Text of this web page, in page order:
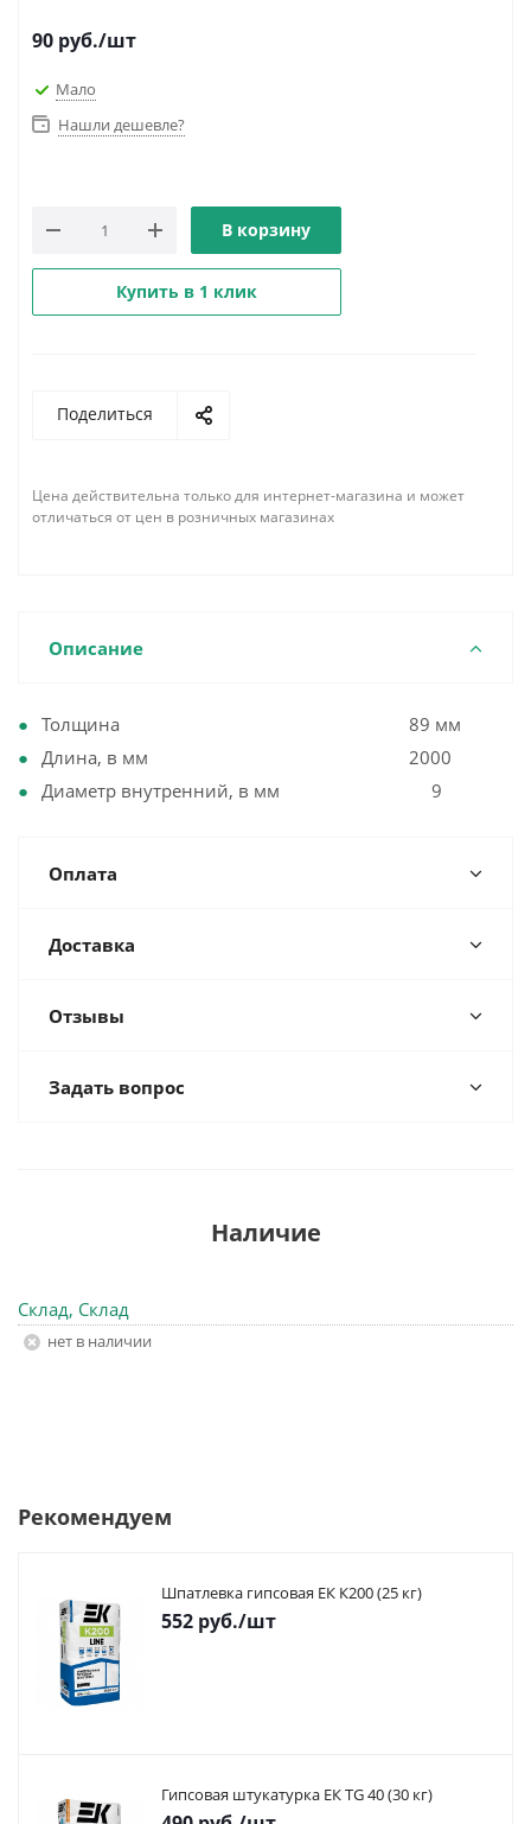
90 руб./шт
Мало
Нашли дешевле?
В корзину
Купить в 1 клик
Поделиться
Цена действительна только для интернет-магазина и может
отличаться от цен в розничных магазинах
Описание
Толщина 89 мм
Длина, в мм 2000
Диаметр внутренний, в мм 9
Оплата
Доставка
Отзывы
Задать вопрос
Наличие
Склад, Склад
Нет в наличии
Рекомендуем
Шпатлевка гипсовая ЕК К200 (25 кг)
552 руб./шт
Гипсовая штукатурка ЕК TG 40 (30 кг)